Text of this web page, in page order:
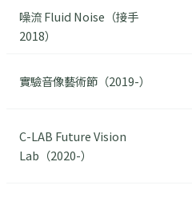
噪流 Fluid Noise（接手
2018）
實驗音像藝術節（2019-）
C-LAB Future Vision
Lab（2020-）